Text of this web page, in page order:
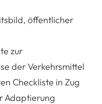
öffentlicher
zur
der Verkehrsmittel
Checkliste in Zug
Adaptierung